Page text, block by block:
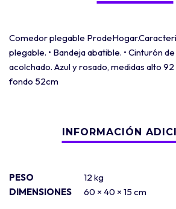
Comedor plegable
plegable. • Bandeja abatible. • Cinturón
acolchado. Azul y rosado, medidas alto
fondo 52cm
PESO
12 kg
DIMENSIONES
60 × 40 × 15 cm